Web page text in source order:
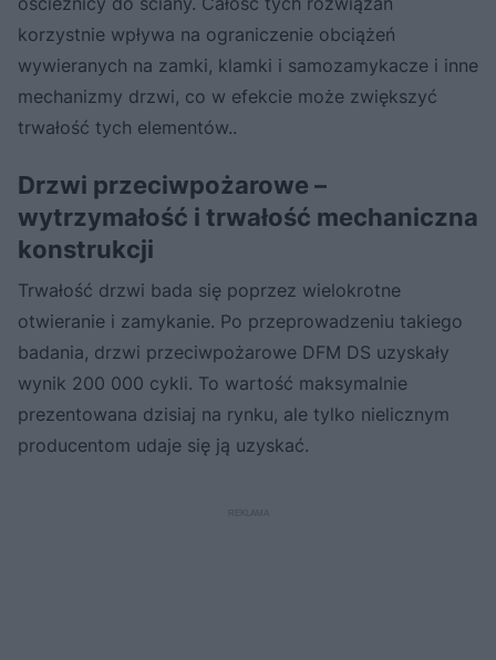
korzystnie wpływa na ograniczenie obciążeń
wywieranych na zamki, klamki i samozamykacze i inne
mechanizmy drzwi, co w efekcie może zwiększyć
trwałość tych elementów..
Drzwi przeciwpożarowe –
wytrzymałość i trwałość mechaniczna
konstrukcji
Trwałość drzwi bada się poprzez wielokrotne
otwieranie i zamykanie. Po przeprowadzeniu takiego
badania, drzwi przeciwpożarowe DFM DS uzyskały
wynik 200 000 cykli. To wartość maksymalnie
prezentowana dzisiaj na rynku, ale tylko nielicznym
producentom udaje się ją uzyskać.